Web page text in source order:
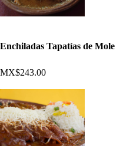
Enchiladas Tapatías de Mole
MX$243.00